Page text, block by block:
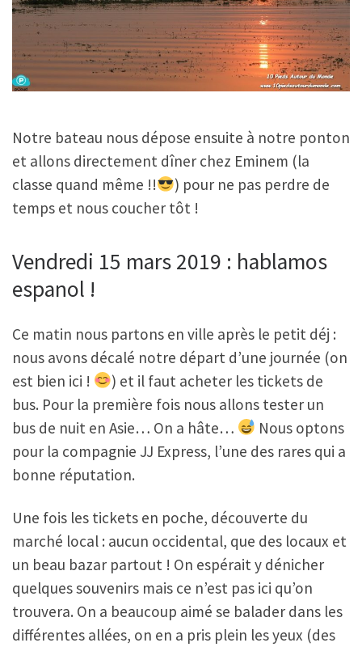
Notre bateau nous dépose ensuite à notre ponton
et allons directement dîner chez Eminem (la
classe quand même !!
) pour ne pas perdre de
temps et nous coucher tôt !
Vendredi 15 mars 2019 : hablamos
espanol !
Ce matin nous partons en ville après le petit déj :
nous avons décalé notre départ d’une journée (on
est bien ici !
) et il faut acheter les tickets de
bus. Pour la première fois nous allons tester un
bus de nuit en Asie… On a hâte…
Nous optons
pour la compagnie JJ Express, l’une des rares qui a
bonne réputation.
Une fois les tickets en poche, découverte du
marché local : aucun occidental, que des locaux et
un beau bazar partout ! On espérait y dénicher
quelques souvenirs mais ce n’est pas ici qu’on
trouvera. On a beaucoup aimé se balader dans les
différentes allées, on en a pris plein les yeux (des